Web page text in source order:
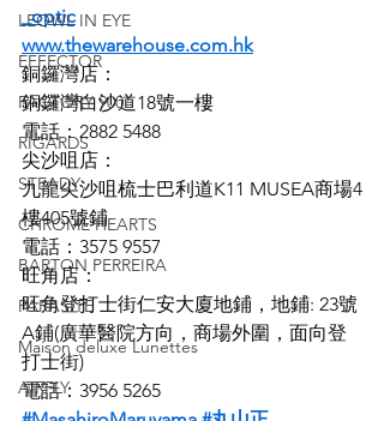
LEOWL IN EYE
EFFECTOR
FACTORY 900
RIGARDS
STEADY
CHROME HEARTS
BARTON PERREIRA
PARASITE
Maison deluxe Lunettes
AIRFLY
_optic
www.thewarehouse.com.hk
銅鑼灣店：
銅鑼灣白沙道18號一樓
電話：2882 5488
尖沙咀店：
九龍尖沙咀梳士巴利道K11 MUSEA商場4
樓405號鋪
電話：3575 9557
旺角店：
旺角登打士街仁安大廈地鋪，地鋪: 23號
A鋪(廣華醫院方向，商場外圍，面向登
打士街)
電話：3956 5265